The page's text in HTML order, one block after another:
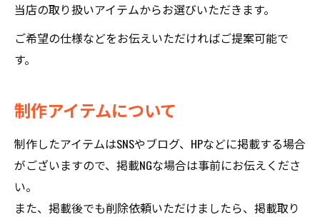
当店の取り扱いアイテムからお選びいただきます。
ご希望の仕様などをお伝えいただければご提案可能で
す。
制作アイテムについて
制作したアイテムはSNSやブログ、HPなどに掲載する場合
がございますので、掲載NGな場合は事前にお伝えくださ
い。
また、掲載後でも削除依頼いただけましたら、掲載取り